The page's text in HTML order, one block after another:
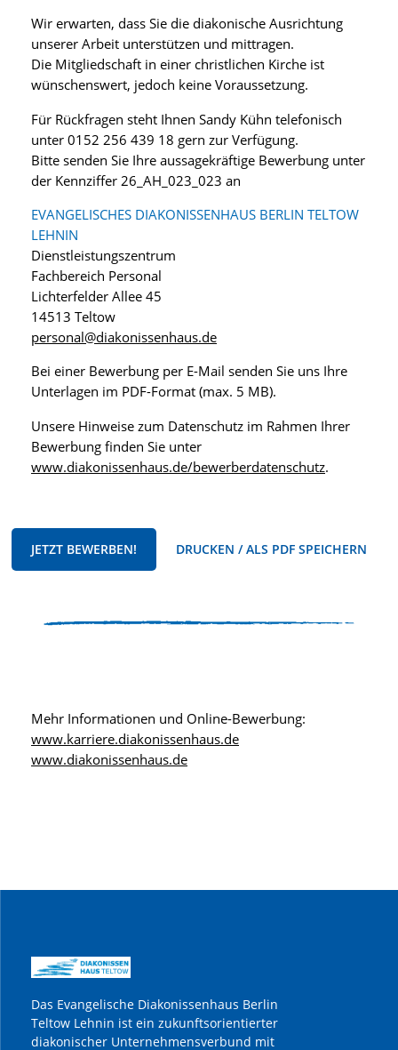
Wir erwarten, dass Sie die diakonische Ausrichtung
unserer Arbeit unterstützen und mittragen.
Die Mitgliedschaft in einer christlichen Kirche ist
wünschenswert, jedoch keine Voraussetzung.
Für Rückfragen steht Ihnen Sandy Kühn telefonisch
unter 0152 256 439 18 gern zur Verfügung.
Bitte senden Sie Ihre aussagekräftige Bewerbung unter
der Kennziffer 26_AH_023_023 an
EVANGELISCHES DIAKONISSENHAUS BERLIN TELTOW
LEHNIN
Dienstleistungszentrum
Fachbereich Personal
Lichterfelder Allee 45
14513 Teltow
personal@diakonissenhaus.de
Bei einer Bewerbung per E-Mail senden Sie uns Ihre
Unterlagen im PDF-Format (max. 5 MB).
Unsere Hinweise zum Datenschutz im Rahmen Ihrer
Bewerbung finden Sie unter
www.diakonissenhaus.de/bewerberdatenschutz.
JETZT BEWERBEN! DRUCKEN / ALS PDF SPEICHERN
Mehr Informationen und Online-Bewerbung:
www.karriere.diakonissenhaus.de
www.diakonissenhaus.de
Das Evangelische Diakonissenhaus Berlin
Teltow Lehnin ist ein zukunftsorientierter
diakonischer Unternehmensverbund mit